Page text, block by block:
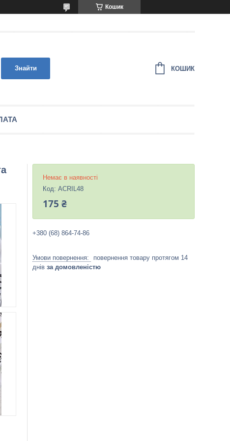
Кошик
Знайти КОШИК
Немає в наявності
Код: ACRIL48
175 ₴
+380 (68) 864-74-86
повернення товару протягом 14
днів за домовленістю